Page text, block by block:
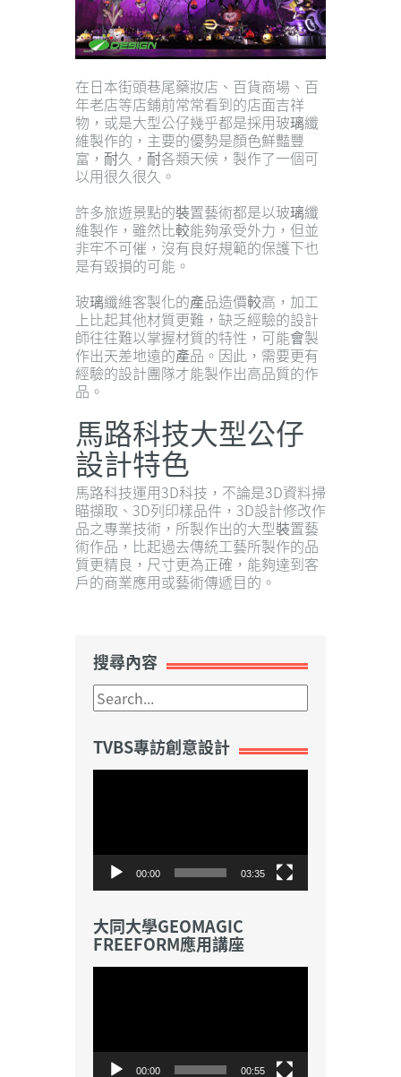
在日本街頭巷尾藥妝店、百貨商場、百
年老店等店鋪前常常看到的店面吉祥
物，或是大型公仔幾乎都是採用玻璃纖
維製作的，主要的優勢是顏色鮮豔豐
富，耐久，耐各類天候，製作了一個可
以用很久很久。
許多旅遊景點的裝置藝術都是以玻璃纖
維製作，雖然比較能夠承受外力，但並
非牢不可催，沒有良好規範的保護下也
是有毀損的可能。
玻璃纖維客製化的產品造價較高，加工
上比起其他材質更難，缺乏經驗的設計
師往往難以掌握材質的特性，可能會製
作出天差地遠的產品。因此，需要更有
經驗的設計團隊才能製作出高品質的作
品。
馬路科技大型公仔
設計特色
馬路科技運用3D科技，不論是3D資料掃
瞄擷取、3D列印樣品件，3D設計修改作
品之專業技術，所製作出的大型裝置藝
術作品，比起過去傳統工藝所製作的品
質更精良，尺寸更為正確，能夠達到客
戶的商業應用或藝術傳遞目的。
搜尋內容
TVBS專訪創意設計
00:00 03:35
大同大學GEOMAGIC
FREEFORM應用講座
00:00 00:55